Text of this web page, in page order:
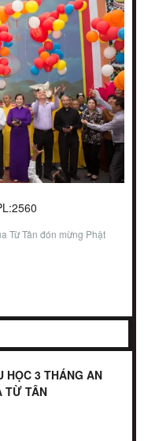
Từ Tân đón mừng Phật
HỌC 3 THÁNG AN
TỪ TÂN